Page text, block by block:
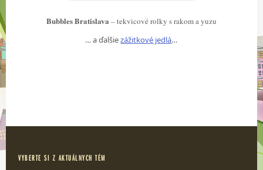
Bubbles Bratislava – tekvicové rolky s rakom a yuzu
… a ďalšiezážitkové jedlá…
VYBERTE SI Z AKTUÁLNYCH TÉM